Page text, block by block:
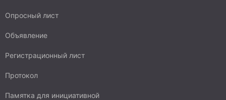
Опросный лист
Объявление
Регистрационный лист
Протокол
Памятка для инициативной